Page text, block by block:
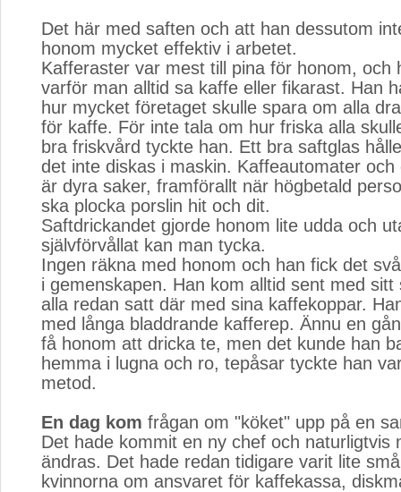
Det här med saften och att han dessutom
honom mycket effektiv i arbetet.
Kafferaster var mest till pina för honom, och
varför man alltid sa kaffe eller fikarast. Han
hur mycket företaget skulle spara om alla
för kaffe. För inte tala om hur friska alla
bra friskvård tyckte han. Ett bra saftglas
det inte diskas i maskin. Kaffeautomater och
är dyra saker, framförallt när högbetald
ska plocka porslin hit och dit.
Saftdrickandet gjorde honom lite udda och
självförvållat kan man tycka.
Ingen räkna med honom och han fick det
i gemenskapen. Han kom alltid sent med sitt
alla redan satt där med sina kaffekoppar.
med långa bladdrande kafferep. Ännu en
få honom att dricka te, men det kunde han
hemma i lugna och ro, tepåsar tyckte han
metod.
En dag kom frågan om "köket" upp på en
Det hade kommit en ny chef och naturligtvis
ändras. Det hade redan tidigare varit lite
kvinnorna om ansvaret för kaffekassa,